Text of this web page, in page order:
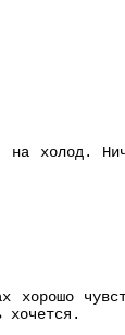
на холод.
хорошо
хочется.